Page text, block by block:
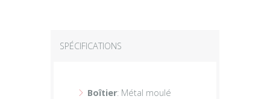
SPÉCIFICATIONS
Boîtier: Métal moulé